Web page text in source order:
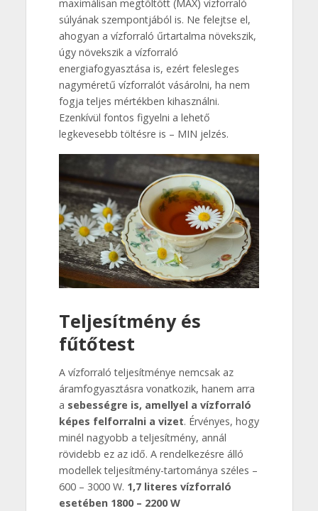
maximálisan megtöltött (MAX) vízforraló
súlyának szempontjából is. Ne felejtse el,
ahogyan a vízforraló űrtartalma növekszik,
úgy növekszik a vízforraló
energiafogyasztása is, ezért felesleges
nagyméretű vízforralót vásárolni, ha nem
fogja teljes mértékben kihasználni.
Ezenkívül fontos figyelni a lehető
legkevesebb töltésre is – MIN jelzés.
Teljesítmény és
fűtőtest
A vízforraló teljesítménye nemcsak az
áramfogyasztásra vonatkozik, hanem arra
a sebességre is, amellyel a vízforraló
képes felforralni a vizet. Érvényes, hogy
minél nagyobb a teljesítmény, annál
rövidebb ez az idő. A rendelkezésre álló
modellek teljesítmény-tartománya széles –
600 – 3000 W. 1,7 literes vízforraló
esetében 1800 – 2200 W